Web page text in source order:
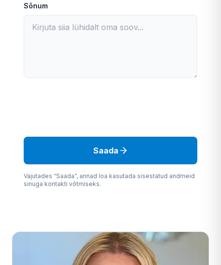
Sõnum
Saada
Vajutades “Saada”, annad loa kasutada sisestatud andmeid
sinuga kontakti võtmiseks.